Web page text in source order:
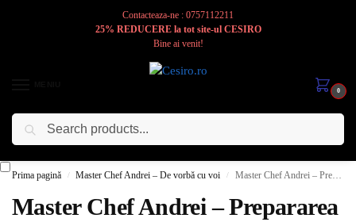
Contacteaza-ne : 0757112211
25% REDUCERE la tot site-ul CESIRO
Bine ai venit!
0
Cesiro
Prima pagină / Master Chef Andrei – De vorbă cu voi / Master Chef Andrei – Prepararea legumelor la abur
Master Chef Andrei – Prepararea